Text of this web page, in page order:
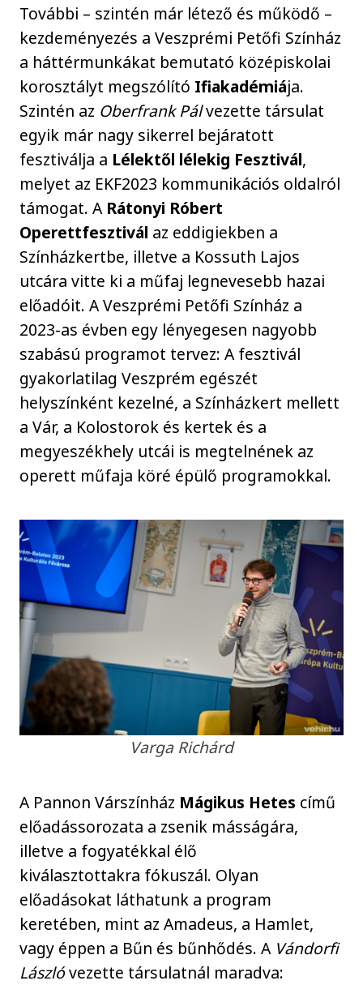
További – szintén már létező és működő –
kezdeményezés a Veszprémi Petőfi Színház
a háttérmunkákat bemutató középiskolai
korosztályt megszólító Ifiakadémiája.
Szintén az Oberfrank Pálvezette társulat
egyik már nagy sikerrel bejáratott
fesztiválja a Lélektől lélekig Fesztivál,
melyet az EKF2023 kommunikációs oldalról
támogat. A Rátonyi Róbert
Operettfesztivál az eddigiekben a
Színházkertbe, illetve a Kossuth Lajos
utcára vitte ki a műfaj legnevesebb hazai
előadóit. A Veszprémi Petőfi Színház a
2023-as évben egy lényegesen nagyobb
szabású programot tervez: A fesztivál
gyakorlatilag Veszprém egészét
helyszínként kezelné, a Színházkert mellett
a Vár, a Kolostorok és kertek és a
megyeszékhely utcái is megtelnének az
operett műfaja köré épülő programokkal.
Varga Richárd
A Pannon Várszínház Mágikus Hetes című
előadássorozata a zsenik másságára,
illetve a fogyatékkal élő
kiválasztottakra fókuszál. Olyan
előadásokat láthatunk a program
keretében, mint az Amadeus, a Hamlet,
vagy éppen a Bűn és bűnhődés. A Vándorfi
Lászlóvezette társulatnál maradva: